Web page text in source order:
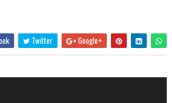
Twitter Google+